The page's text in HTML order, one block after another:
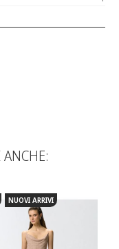
ANCHE:
NUOVI ARRIVI